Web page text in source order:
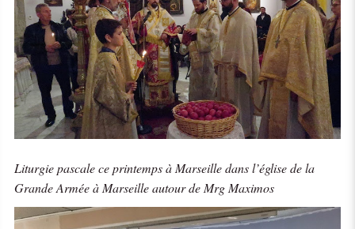
Liturgie pascale ce printemps à Marseille dans l’église de la
Grande Armée à Marseille autour de Mrg Maximos